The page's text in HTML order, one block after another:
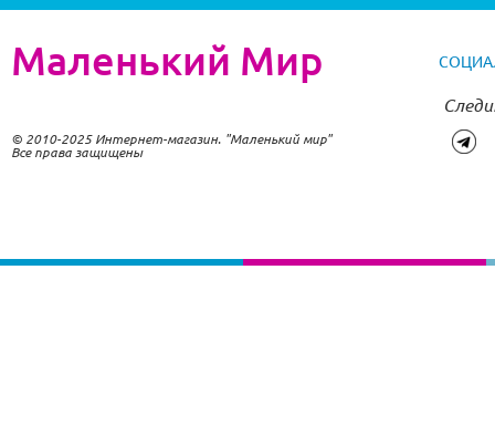
Маленький Мир
© 2010-2025 Интернет-магазин. "Маленький мир"
Все права защищены